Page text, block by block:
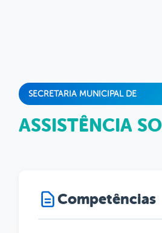
SECRETARIA MUNICIPAL DE
ASSISTÊNCIA
Competências